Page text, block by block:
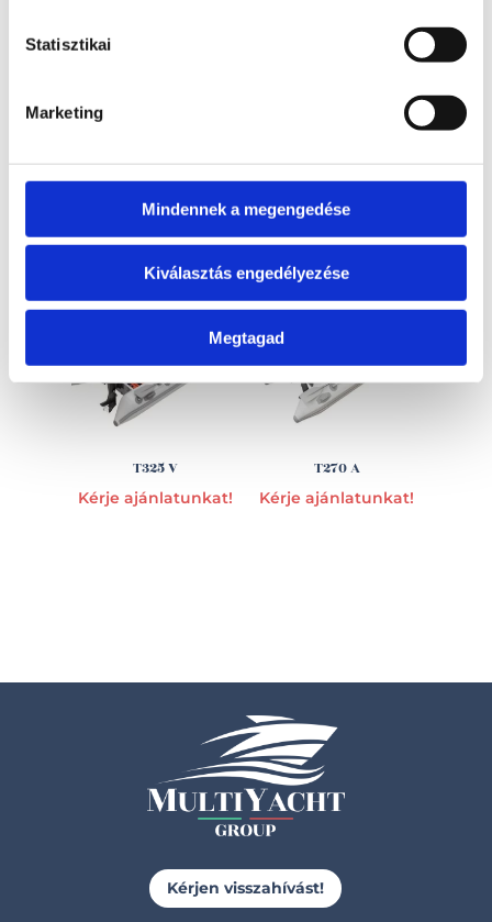
Statisztikai
Marketing
Mindennek a megengedése
Kiválasztás engedélyezése
Megtagad
EZ IS ÉRDEKELHET
T325 V
Kérje ajánlatunkat!
T270 A
Kérje ajánlatunkat!
Kérjen visszahívást!